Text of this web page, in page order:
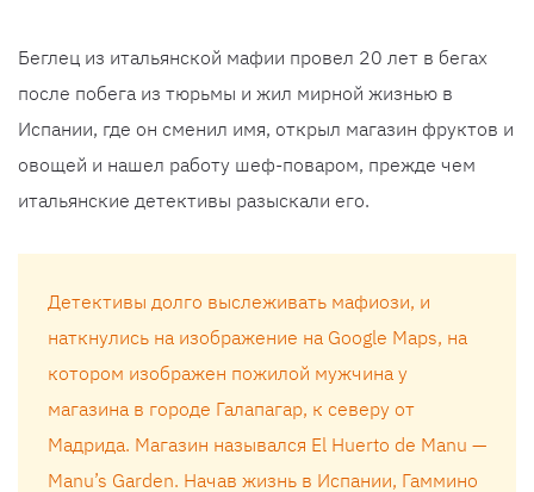
Беглец из итальянской мафии провел 20 лет в бегах
после побега из тюрьмы и жил мирной жизнью в
Испании, где он сменил имя, открыл магазин фруктов и
овощей и нашел работу шеф-поваром, прежде чем
итальянские детективы разыскали его.
Детективы долго выслеживать мафиози, и
наткнулись на изображение на Google Maps, на
котором изображен пожилой мужчина у
магазина в городе Галапагар, к северу от
Мадрида. Магазин назывался El Huerto de Manu —
Manu’s Garden. Начав жизнь в Испании, Гаммино